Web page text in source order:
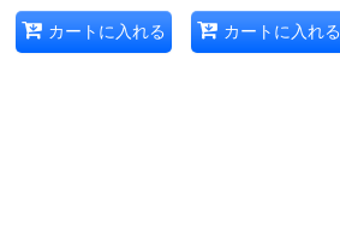
カートに入れる カートに入れる